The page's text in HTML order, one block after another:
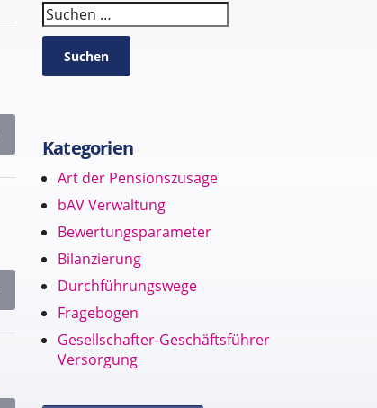
Suchen
Suchen
Kategorien
Art der Pensionszusage
bAV Verwaltung
Bewertungsparameter
Bilanzierung
Durchführungswege
Fragebogen
Gesellschafter-Geschäftsführer
Versorgung